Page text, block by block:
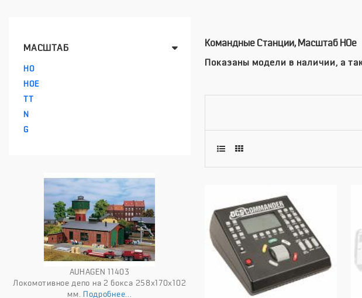
МАСШТАБ
HO
HOE
TT
N
G
AUHAGEN 11403
Локомотивное депо на 2 бокса 258x170x102
мм. Подробнее...
Командные Станции, Масштаб HOe
Показаны модели в наличии, а